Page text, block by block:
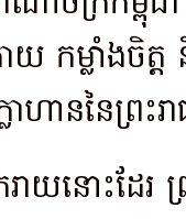
កម្លាំងចិត្
ហាននៃព្រះរ
យនោះដែរ